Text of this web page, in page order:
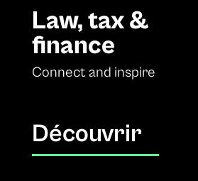
Law, tax &
finance
Connect and inspire
Découvrir